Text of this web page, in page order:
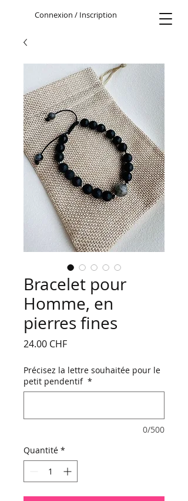
Connexion / Inscription
Bracelet pour
Homme, en
pierres fines
24.00 CHFPrix
Précisez la lettre souhaitée pour le
petit pendentif *
0/500
Quantité *